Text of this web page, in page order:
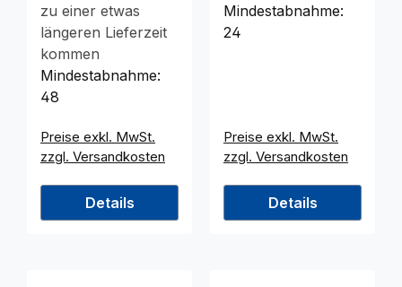
zu einer etwas
längeren Lieferzeit
kommen
Mindestabnahme:
48
Preise exkl. MwSt.
zzgl. Versandkosten
Details
Mindestabnahme:
24
Preise exkl. MwSt.
zzgl. Versandkosten
Details